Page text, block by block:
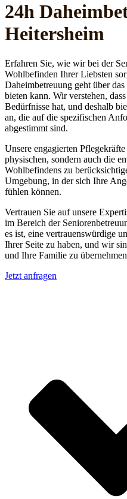
24h
Heitersheim
Erfahren Sie, wie wir bei der
Wohlbefinden Ihrer Liebsten
Daheimbetreuung geht über
bieten kann. Wir verstehen,
Bedürfnisse hat, und deshalb
an, die auf die spezifischen
abgestimmt sind.
Unsere engagierten
physischen, sondern auch die
Wohlbefindens zu
Umgebung, in der sich Ihre
fühlen können.
Vertrauen Sie auf unsere
im Bereich der
es ist, eine vertrauenswürdige
Ihrer Seite zu haben, und wir
und Ihre Familie zu
Jetzt anfragen